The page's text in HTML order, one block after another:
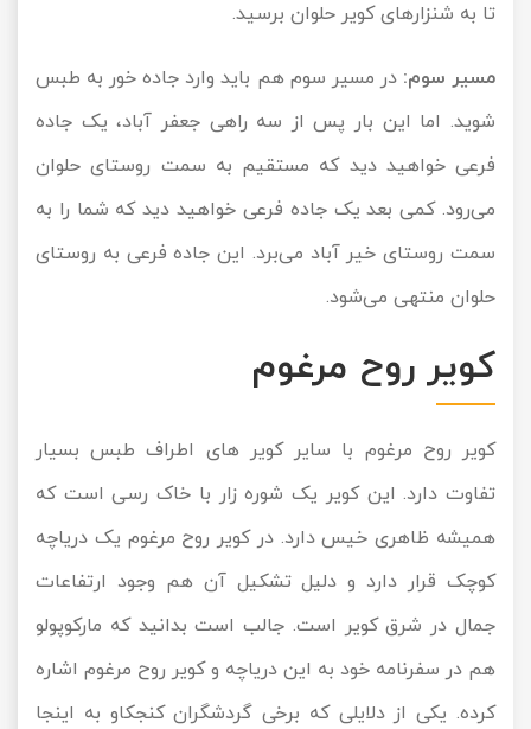
تا به شنزارهای کویر حلوان برسید.
مسیر سوم: در مسیر سوم هم باید وارد جاده خور به طبس
شوید. اما این بار پس از سه راهی جعفر آباد، یک جاده
فرعی خواهید دید که مستقیم به سمت روستای حلوان
می‌رود. کمی بعد یک جاده فرعی خواهید دید که شما را به
سمت روستای خیر آباد می‌برد. این جاده فرعی به روستای
حلوان منتهی می‌شود.
کویر روح مرغوم
کویر روح مرغوم با سایر کویر های اطراف طبس بسیار
تفاوت دارد. این کویر یک شوره زار با خاک رسی است که
همیشه ظاهری خیس دارد. در کویر روح مرغوم یک دریاچه
کوچک قرار دارد و دلیل تشکیل آن هم وجود ارتفاعات
جمال در شرق کویر است. جالب است بدانید که مارکوپولو
هم در سفرنامه خود به این دریاچه و کویر روح مرغوم اشاره
کرده. یکی از دلایلی که برخی گردشگران کنجکاو به اینجا